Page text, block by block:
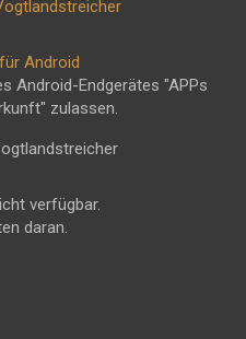
Android
Android-Endgerätes "APPs
zulassen.
verfügbar.
daran.